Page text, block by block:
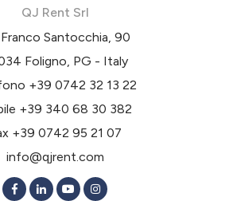
QJ Rent Srl
Santocchia, 90
Foligno, PG - Italy
+39 0742 32 13 22
+39 340 68 30 382
+39 0742 95 21 07
info@qjrent.com